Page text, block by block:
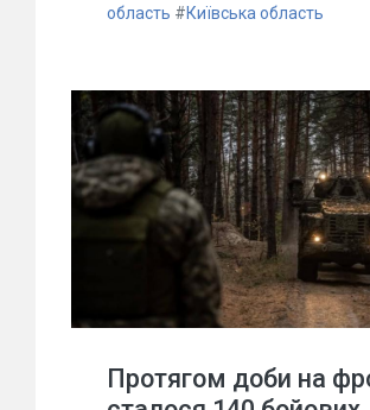
область #Київська область
Протягом доби на